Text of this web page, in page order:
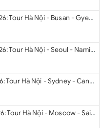
Du lịch Hàn Quốc 2026: Tour Hà Nội - Busan - Gyeongju - Seoul - Đảo Nami - Tàu Điện Ven Biển Haeundae - Cầu Kính Oryukdo - Làng Văn Hóa Huinnyeoul
Du lịch Hàn Quốc 2026: Tour Hà Nội - Seoul - Nami - Everland - Painter Show - Thư Viện Sách
Du Lịch Nước Úc 2026: Tour Hà Nội - Sydney - Canberra - Melbourne - Hà Nội
Du lịch nước Nga 2026: Tour Hà Nội - Moscow - Saint Petersburg từ Hà Nội